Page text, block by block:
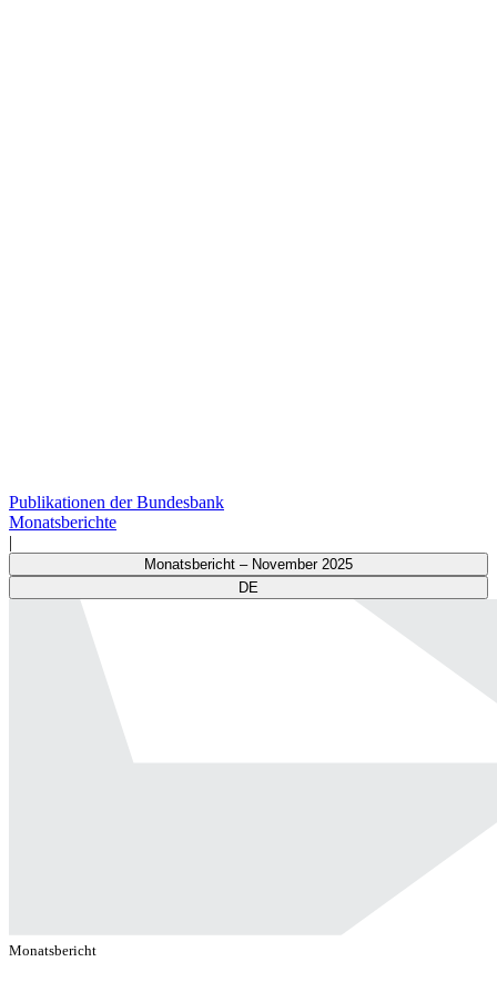
Publikationen der Bundesbank
Monatsberichte
|
Monatsbericht – November 2025
DE
Monatsbericht